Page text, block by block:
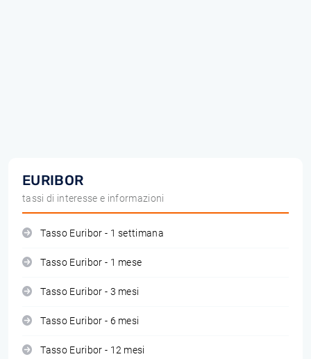
EURIBOR
tassi di interesse e informazioni
Tasso Euribor - 1 settimana
Tasso Euribor - 1 mese
Tasso Euribor - 3 mesi
Tasso Euribor - 6 mesi
Tasso Euribor - 12 mesi